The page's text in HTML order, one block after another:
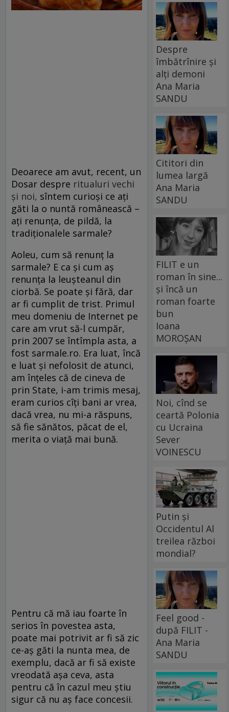
Deoarece am avut, recent, un
Dosar despre ritualuri vechi
şi noi, sîntem curioşi ce aţi
găti la o nuntă românească –
aţi renunţa, de pildă, la
tradiţionalele sarmale?
Aoleu, cum să renunț la
sarmale? E ca și cum aș
renunța la leușteanul din
ciorbă. Se poate și fără, dar
ar fi cumplit de trist. Primul
meu domeniu de Internet pe
care am vrut să-l cumpăr,
prin 2007 se întîmpla asta, a
fost sarmale.ro. Era luat, încă
e luat și nefolosit de atunci,
am înțeles că de cineva de
prin State, i-am trimis mesaj,
eram curios cîți bani ar vrea,
dacă vrea, nu mi-a răspuns,
să fie sănătos, păcat de el,
merita o viață mai bună.
Pentru că mă iau foarte în
serios în povestea asta,
poate mai potrivit ar fi să zic
ce-aș găti la nunta mea, de
exemplu, dacă ar fi să existe
vreodată așa ceva, asta
pentru că în cazul meu știu
sigur că nu aș face concesii.
Despre
îmbătrînire și
alți demoni
Ana Maria
SANDU
Cititori din
lumea largă
Ana Maria
SANDU
FILIT e un
roman în sine...
și încă un
roman foarte
bun
Ioana
MOROȘAN
Noi, cînd se
ceartă Polonia
cu Ucraina
Sever
VOINESCU
Putin și
Occidentul Al
treilea război
mondial?
Feel good -
după FILIT -
Ana Maria
SANDU